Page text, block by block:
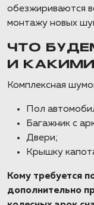
обезжириваются
монтажу новых
ЧТО
И
Комплексная
Пол
Багажник с
Двери;
Крышку
Кому требуется
дополнительно